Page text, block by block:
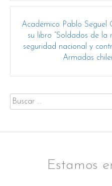
Académico Pablo Seguel
su libro “Soldados de la
seguridad nacional y
Armadas
Buscar
por:
Estamos